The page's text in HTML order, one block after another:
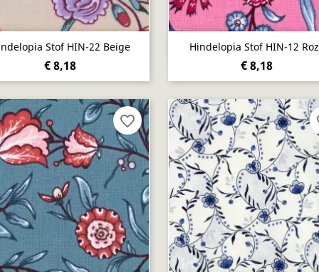
Stof HIN-22 Beige
€ 8,18
Snel bekijken Hindelopia Stof HIN-12
€ 8,18
Snel bekijken
favorite_border